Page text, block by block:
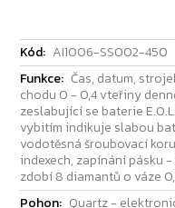
Kód: AI1006-SS002-450
Funkce: Čas, datum,
chodu 0 - 0,4 vteřiny
zeslabující se baterie
vybitím indikuje slabou
vodotěsná šroubovací
indexech, zapínání pásku
zdobí 8 diamantů o váze
Pohon: Quartz -